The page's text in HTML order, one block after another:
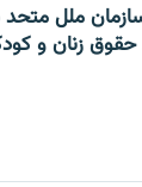
ملل متحد
زنان و